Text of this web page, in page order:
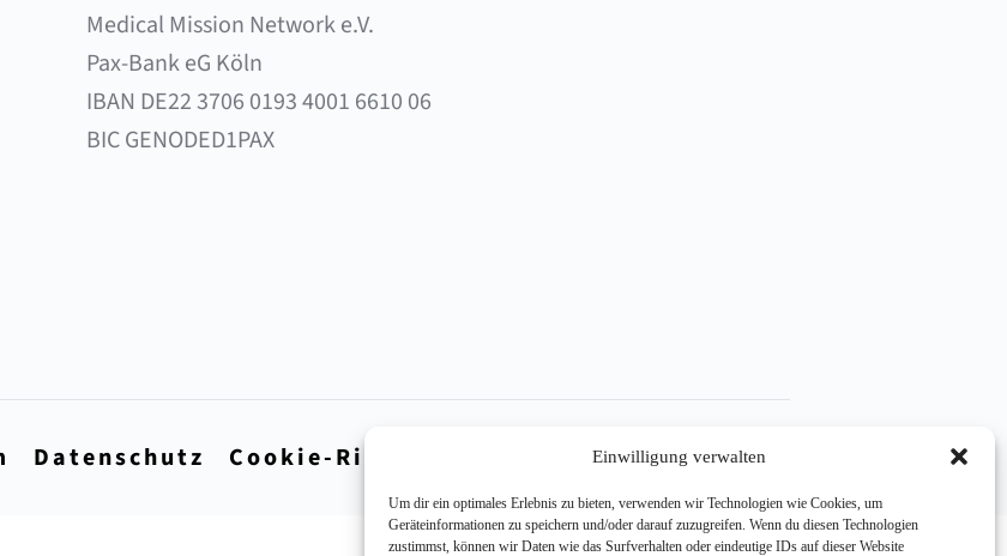
Einwilligung verwalten
Um dir ein optimales Erlebnis zu bieten, verwenden wir Technologien wie Cookies, um
Geräteinformationen zu speichern und/oder darauf zuzugreifen. Wenn du diesen Technologien
zustimmst, können wir Daten wie das Surfverhalten oder eindeutige IDs auf dieser Website
Medical Mission Network e.V.
Pax-Bank eG Köln
IBAN DE22 3706 0193 4001 6610 06
BIC GENODED1PAX
Datenschutz Cookie-Richtlinie (EU)